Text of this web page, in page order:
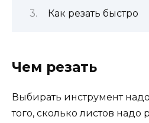
Как резать быстро
Чем резать
Выбирать инструмент
того, сколько листов надо